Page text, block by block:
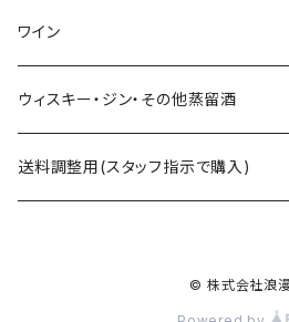
八戸酒造 陸奥八仙
六花酒造 杜來
米鶴酒造 米鶴
尾鈴山蒸留所 山ねこ 山猿 山翡
西酒造 宝山シリーズ 一粒の麦 な
黒木本店 中々 㐂六 など
ｻｸﾗｵﾌﾞﾙﾜﾘ- 紫蘇ダルマ
九重雑賀 雑賀梅酒
城陽酒造 青谷の梅
ワイン
勝沼醸造 アルガブランカシリーズ ア
オーパスワン
ウィスキー・ジン・その他蒸留酒
ｻｸﾗｵﾌﾞﾙﾜﾘｰｱﾝﾄﾞﾃﾞｨｽﾃｨﾗﾘｰ 桜尾など
送料調整用(スタッフ指示で購入)
© 株式会社浪